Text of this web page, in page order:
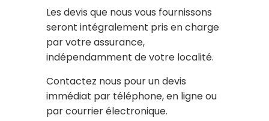
Les devis que nous vous fournissons
seront intégralement pris en charge
par votre assurance,
indépendamment de votre localité.
Contactez nous pour un devis
immédiat par téléphone, en ligne ou
par courrier électronique.